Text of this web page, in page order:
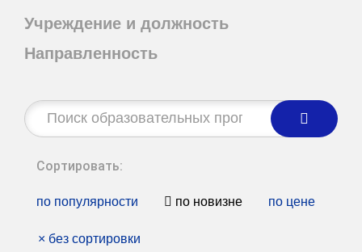
Учреждение и должность
Направленность
Строка
поиска:
Сортировать:
по популярности по новизне по цене
× без сортировки